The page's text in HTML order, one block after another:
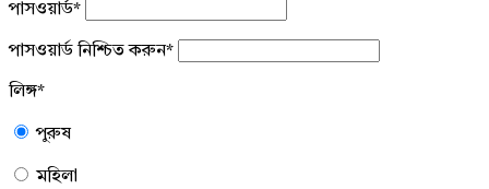
পাসওয়ার্ড*
পাসওয়ার্ড নিশ্চিত করুন*
লিঙ্গ*
পুরুষ
মহিলা